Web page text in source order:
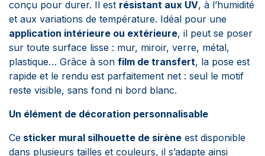
conçu pour durer. Il est résistant aux UV, à l’humidité
et aux variations de température. Idéal pour une
application intérieure ou extérieure, il peut se poser
sur toute surface lisse : mur, miroir, verre, métal,
plastique… Grâce à son film de transfert, la pose est
rapide et le rendu est parfaitement net : seul le motif
reste visible, sans fond ni bord blanc.
Un élément de décoration personnalisable
Ce sticker mural silhouette de sirène est disponible
dans plusieurs tailles et couleurs, il s’adapte ainsi